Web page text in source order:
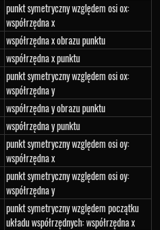
punkt symetryczny względem osi ox:
współrzędna x
współrzędna x obrazu punktu
współrzędna x punktu
punkt symetryczny względem osi ox:
współrzędna y
współrzędna y obrazu punktu
współrzędna y punktu
punkt symetryczny względem osi oy:
współrzędna x
punkt symetryczny względem osi oy:
współrzędna y
punkt symetryczny względem początku
układu współrzędnych: współrzędna x